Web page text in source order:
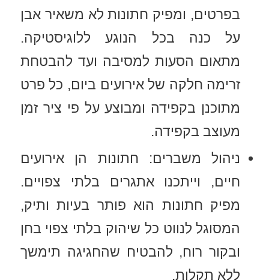
בפרטים, ומפיק חתונות לא משאיר אבן
על כנה בכל הנוגע ללוגיסטיקה.
מתאום הסעות למסיבה ועד להבטחת
זרימה חלקה של אירועים ביום, כל פרט
מתוכנן בקפידה ומבוצע על פי ציר זמן
מעוצב בקפידה.
ניהול משברים: חתונות הן אירועים
חיים, וייתכנו אתגרים בלתי צפויים.
מפיק חתונות הוא פותר בעיות ותיק,
המסוגל לנווט כל שיהוק בלתי צפוי בחן
ובקור רוח, להבטיח שהחגיגה תימשך
ללא תקלות.